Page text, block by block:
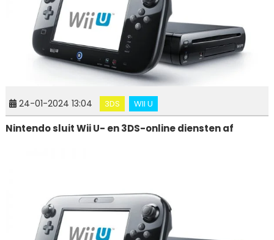
24-01-2024 13:04 3DS WII U
Nintendo sluit Wii U- en 3DS-online diensten af